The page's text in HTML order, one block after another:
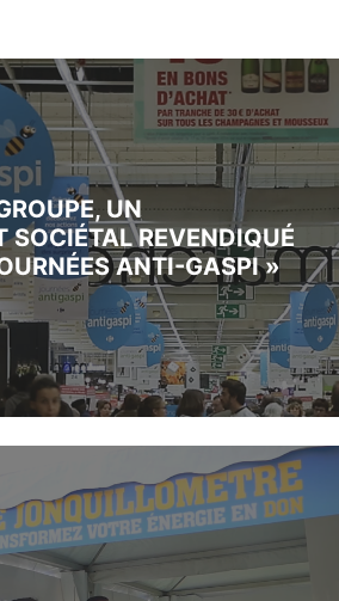
UN
SOCIÉTAL REVENDIQUÉ
ANTI-GASPI »